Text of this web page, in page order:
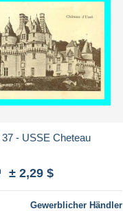
- USSE Cheteau
± 2,29 $
Gewerblicher Händler